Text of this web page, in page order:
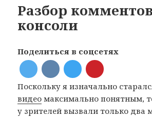
Разбор
консоли
Поделиться в соцсетях
Поскольку я изначально
видео максимально понятным,
у зрителей вызвали только два